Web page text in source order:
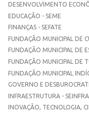
DESENVOLVIMENTO
EDUCAÇÃO - SEME
FINANÇAS - SEFATE
FUNDAÇÃO MUNICIPAL DE
FUNDAÇÃO MUNICIPAL DE
FUNDAÇÃO MUNICIPAL DE
FUNDAÇÃO MUNICIPAL
GOVERNO E
INFRAESTRUTURA - SEINFRA
INOVAÇÃO, TECNOLOGIA,